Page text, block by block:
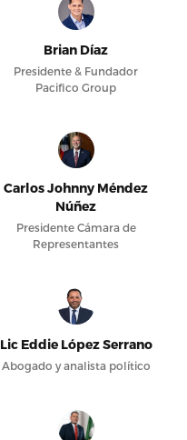
Brian Díaz
Presidente & Fundador
Pacifico Group
Carlos Johnny Méndez
Núñez
Presidente Cámara de
Representantes
Lic Eddie López Serrano
Abogado y analista político